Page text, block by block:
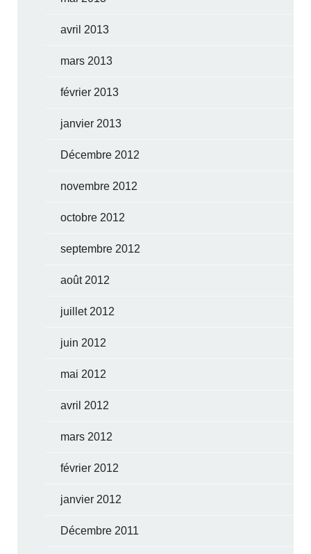
avril 2013
mars 2013
février 2013
janvier 2013
Décembre 2012
novembre 2012
octobre 2012
septembre 2012
août 2012
juillet 2012
juin 2012
mai 2012
avril 2012
mars 2012
février 2012
janvier 2012
Décembre 2011